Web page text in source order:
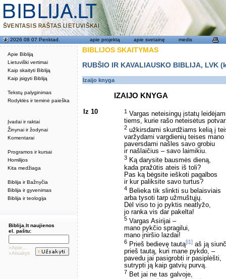
Apie Bibliją
Lietuviški vertimai
Kaip skaityti Bibliją
Kaip įsigyti Bibliją
Tekstų palyginimas
Rodyklės ir teminė paieška
Įvadai ir raktai
Žinynai ir žodynai
Komentarai
Programos ir kursai
Homilijos
Kita medžiaga
Biblija ir Bažnyčia
Biblija ir gyvenimas
Biblija ir teologija
2026 08 07 Penktad. apie projektą apie svetainę medis
Biblija.lt naujienos
el. paštu:
»Apie...
»Atsakyti
BIBLIJOS SKAITYMAS
RUBŠIO IR KAVALIAUSKO BIBLIJA,
Izaijo knyga
IZAIJO KNYGA
Iz 10 1 Vargas neteisingų įstatų
tiems, kurie rašo neteisėtus
2 užkirsdami skurdžiams kelią į
varžydami vargdienių teises mano
paversdami našles savo grobiu
ir našlaičius – savo laimikiu.
3 Ką darysite bausmės dieną,
kada pražūtis ateis iš toli?
Pas ką bėgsite ieškoti pagalbos
ir kur paliksite savo turtus?
4 Belieka tik slinkti su belaisviais
arba tysoti tarp užmuštųjų.
Dėl viso to jo pyktis neatlyžo,
jo ranka vis dar pakelta!
5 Vargas Asirijai –
mano pykčio spragilui,
mano įniršio lazdai!
6 Prieš bedievę tautą[i1] aš ją
prieš tautą, kuri mane pykdo, –
pavedu jai pasigrobti ir pasiplėšti,
sutrypti ją kaip gatvių purvą.
7 Bet jai ne tas galvoje,